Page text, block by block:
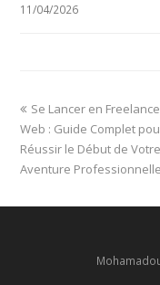
11/04/2026
Se Lancer en
Web : Guide Complet
Réussir le Début de Votre
Aventure Professionnelle